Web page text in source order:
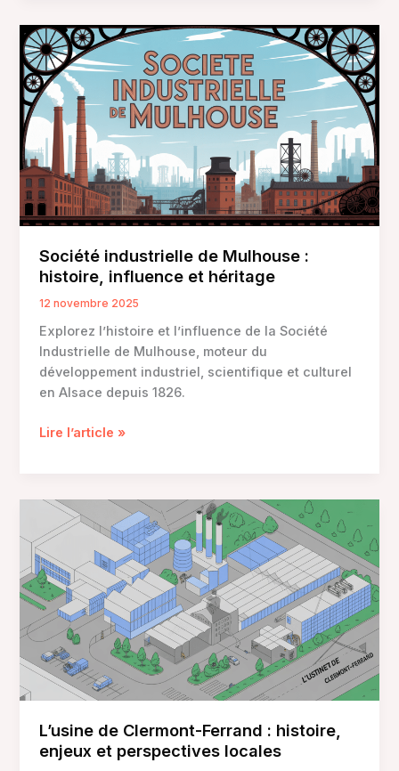
budget
prévoir
pour
gagner
en
autonomie
réduire
ses
factures
Société industrielle de Mulhouse :
histoire, influence et héritage
12 novembre 2025
Explorez l’histoire et l’influence de la Société
Industrielle de Mulhouse, moteur du
développement industriel, scientifique et culturel
en Alsace depuis 1826.
Société
histoire,
influence
et
héritage
Lire l’article »
L’usine de Clermont-Ferrand : histoire,
enjeux et perspectives locales